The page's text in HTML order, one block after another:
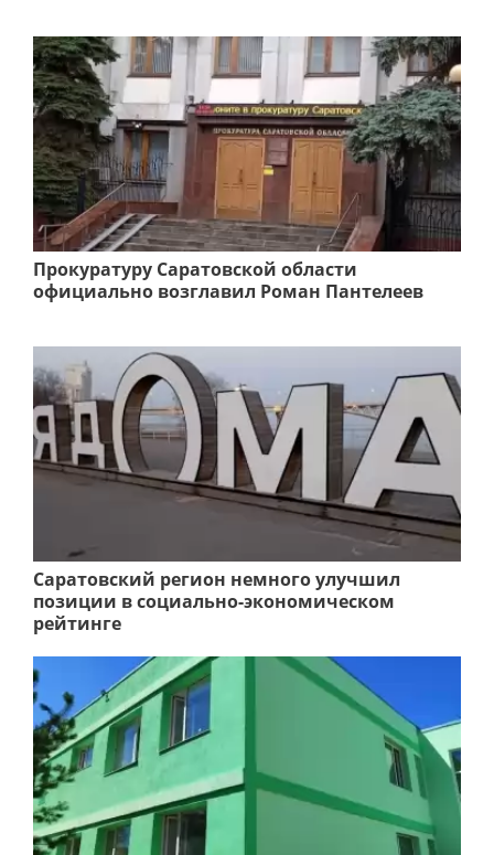
Прокуратуру Саратовской области
официально возглавил Роман Пантелеев
Саратовский регион немного улучшил
позиции в социально-экономическом
рейтинге